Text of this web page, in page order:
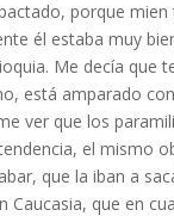
porque
él estaba muy
Me decía que
está amparado
ver que los
el mismo
que la iban a
Cau­casia, que en